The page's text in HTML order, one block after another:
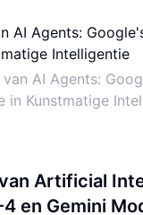
AI Agents:
in Kunstmatige
Artificial
en Gemini